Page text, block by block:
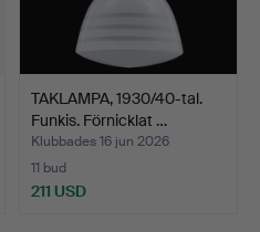
TAKLAMPA, 1930/40-tal.
Funkis. Förnicklat …
Klubbades 16 jun 2026
11 bud
211 USD